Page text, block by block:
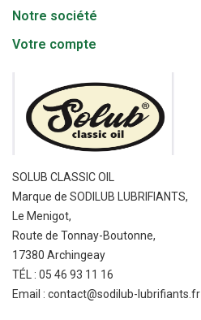
Notre société
Votre compte
SOLUB CLASSIC OIL
Marque de SODILUB LUBRIFIANTS,
Le Menigot,
Route de Tonnay-Boutonne,
17380 Archingeay
TÉL : 05 46 93 11 16
Email : contact@sodilub-lubrifiants.fr